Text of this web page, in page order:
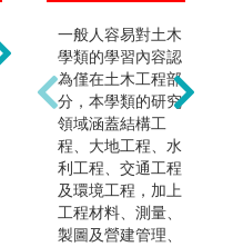
除設計領域外，營
造工程、專業技
師、跨領域設計等
均是建築專業涵括
之範圍。凡與生
活、空間、設計有
關的行業，均能有
發揮之處。
一般人容易對土木
學類的學習內容認
為僅在土木工程部
分，本學類的研究
領域涵蓋結構工
程、大地工程、水
利工程、交通工程
及環境工程，加上
工程材料、測量、
製圖及營建管理、